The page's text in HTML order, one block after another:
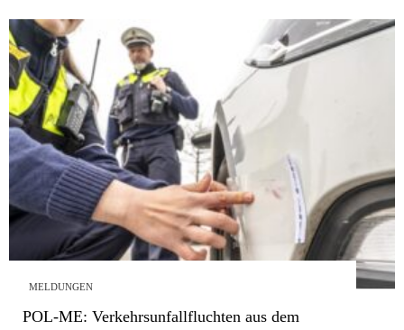
MELDUNGEN
POL-ME: Verkehrsunfallfluchten aus dem